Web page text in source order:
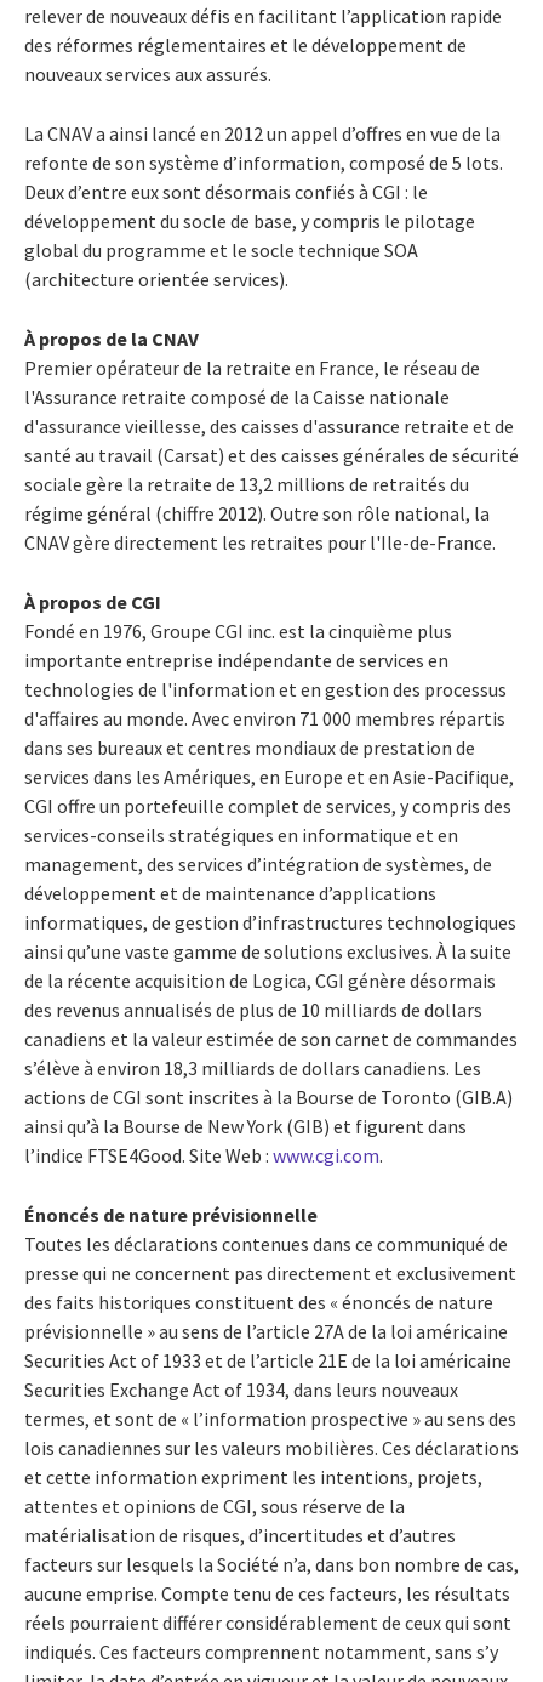
relever de nouveaux défis en facilitant l’application rapide
des réformes réglementaires et le développement de
nouveaux services aux assurés.
La CNAV a ainsi lancé en 2012 un appel d’offres en vue de la
refonte de son système d’information, composé de 5 lots.
Deux d’entre eux sont désormais confiés à CGI : le
développement du socle de base, y compris le pilotage
global du programme et le socle technique SOA
(architecture orientée services).
À propos de la CNAV
Premier opérateur de la retraite en France, le réseau de
l'Assurance retraite composé de la Caisse nationale
d'assurance vieillesse, des caisses d'assurance retraite et de
santé au travail (Carsat) et des caisses générales de sécurité
sociale gère la retraite de 13,2 millions de retraités du
régime général (chiffre 2012). Outre son rôle national, la
CNAV gère directement les retraites pour l'Ile-de-France.
À propos de CGI
Fondé en 1976, Groupe CGI inc. est la cinquième plus
importante entreprise indépendante de services en
technologies de l'information et en gestion des processus
d'affaires au monde. Avec environ 71 000 membres répartis
dans ses bureaux et centres mondiaux de prestation de
services dans les Amériques, en Europe et en Asie-Pacifique,
CGI offre un portefeuille complet de services, y compris des
services-conseils stratégiques en informatique et en
management, des services d’intégration de systèmes, de
développement et de maintenance d’applications
informatiques, de gestion d’infrastructures technologiques
ainsi qu’une vaste gamme de solutions exclusives. À la suite
de la récente acquisition de Logica, CGI génère désormais
des revenus annualisés de plus de 10 milliards de dollars
canadiens et la valeur estimée de son carnet de commandes
s’élève à environ 18,3 milliards de dollars canadiens. Les
actions de CGI sont inscrites à la Bourse de Toronto (GIB.A)
ainsi qu’à la Bourse de New York (GIB) et figurent dans
l’indice FTSE4Good. Site Web : www.cgi.com.
Énoncés de nature prévisionnelle
Toutes les déclarations contenues dans ce communiqué de
presse qui ne concernent pas directement et exclusivement
des faits historiques constituent des « énoncés de nature
prévisionnelle » au sens de l’article 27A de la loi américaine
Securities Act of 1933 et de l’article 21E de la loi américaine
Securities Exchange Act of 1934, dans leurs nouveaux
termes, et sont de « l’information prospective » au sens des
lois canadiennes sur les valeurs mobilières. Ces déclarations
et cette information expriment les intentions, projets,
attentes et opinions de CGI, sous réserve de la
matérialisation de risques, d’incertitudes et d’autres
facteurs sur lesquels la Société n’a, dans bon nombre de cas,
aucune emprise. Compte tenu de ces facteurs, les résultats
réels pourraient différer considérablement de ceux qui sont
indiqués. Ces facteurs comprennent notamment, sans s’y